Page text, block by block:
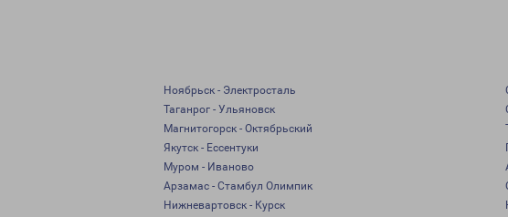
Ноябрьск - Электросталь
Таганрог - Ульяновск
Магнитогорск - Октябрьский
Якутск - Ессентуки
Муром - Иваново
Арзамас - Стамбул Олимпик
Нижневартовск - Курск